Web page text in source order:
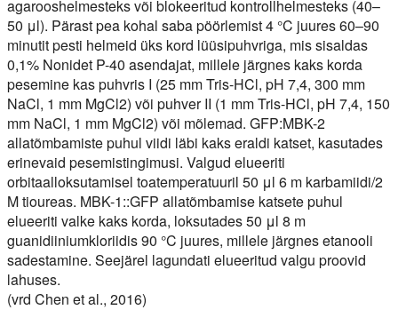
agarooshelmesteks või blokeeritud kontrollhelmesteks (40–
50 μl). Pärast pea kohal saba pöörlemist 4 °C juures 60–90
minutit pesti helmeid üks kord lüüsipuhvriga, mis sisaldas
0,1% Nonidet P-40 asendajat, millele järgnes kaks korda
pesemine kas puhvris I (25 mm Tris-HCl, pH 7,4, 300 mm
NaCl, 1 mm MgCl2) või puhver II (1 mm Tris-HCl, pH 7,4, 150
mm NaCl, 1 mm MgCl2) või mõlemad. GFP:MBK-2
allatõmbamiste puhul viidi läbi kaks eraldi katset, kasutades
erinevaid pesemistingimusi. Valgud elueeriti
orbitaalloksutamisel toatemperatuuril 50 μl 6 m karbamiidi/2
M tioureas. MBK-1::GFP allatõmbamise katsete puhul
elueeriti valke kaks korda, loksutades 50 μl 8 m
guanidiiniumkloriidis 90 °C juures, millele järgnes etanooli
sadestamine. Seejärel lagundati elueeritud valgu proovid
lahuses.
(vrd Chen et al., 2016)